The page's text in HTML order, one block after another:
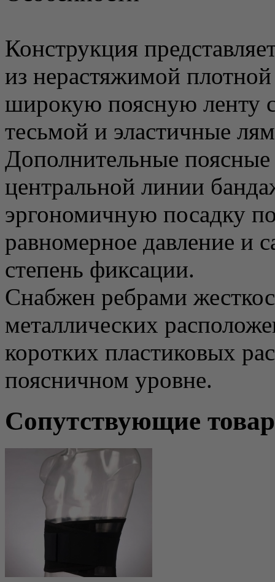
Конструкция
из нерастяжимой
широкую поясную ленту
тесьмой и эластичные
Дополнительные
центральной линии
эргономичную посадку
равномерное давление и
степень фиксации.
Снабжен ребрами
металлических
коротких пластиковых
поясничном уровне.
Сопутствующие